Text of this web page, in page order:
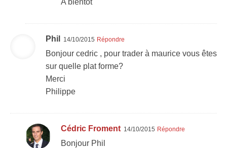
Phil 14/10/2015 Répondre
Bonjour cedric , pour trader à maurice vous êtes
sur quelle plat forme?
Merci
Philippe
Cédric Froment 14/10/2015 Répondre
Bonjour Phil